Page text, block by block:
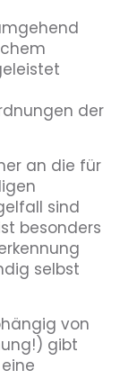
der
an die für
sind
besonders
selbst
von
gibt